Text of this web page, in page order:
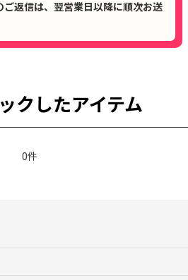
ご返信は、翌営業日以降に順次お送
クしたアイテム
0件